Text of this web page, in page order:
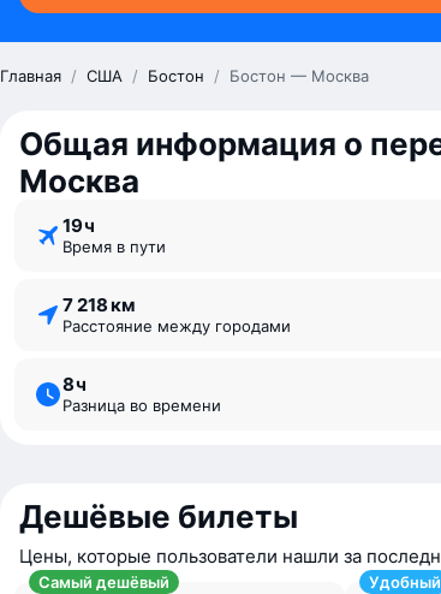
Главная / США / Бостон / Бостон — Москва
Общая информация о
Москва
19 ⁠ч
Время в пути
7 218 км
Расстояние между городами
8 ⁠ч
Разница во времени
Дешёвые билеты
Цены, которые пользователи нашли за
Самый дешёвый Удобный